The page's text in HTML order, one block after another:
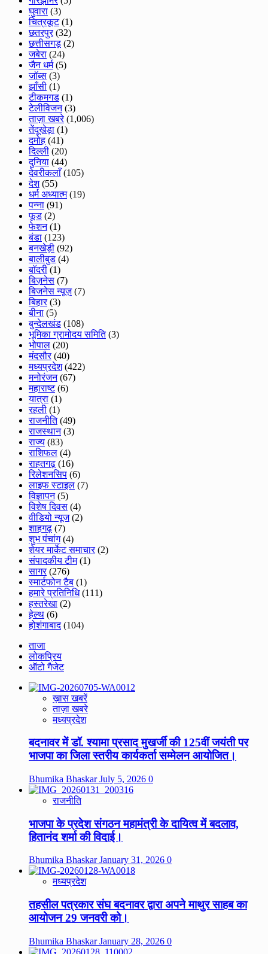
घुवारा (3)
चित्रकूट(1)
छतरपुर(32)
छत्तीसगड़ (2)
जबेरा (24)
जैन धर्म(5)
जॉब्स (3)
झाँसी (1)
टीकमगड (1)
टेलीविजन(3)
ताज़ा खबरे(1,006)
तेंदूखेड़ा (1)
दमोह (41)
दिल्ली (20)
दुनिया (44)
देवरीकलाँ(105)
देश(55)
धर्म अध्यात्म(19)
पन्ना (91)
फूड (2)
फेशन(1)
बंडा (123)
बनखेड़ी (92)
बालीबुड (4)
बाॅदरी (1)
बिज़नेस (7)
बिजनेस न्यूज़(7)
बिहार(3)
बीना (5)
बुन्देलखंड (108)
भूमिका ग्रामोदय समिति(3)
भोपाल (20)
मंदसौर(40)
मध्यप्रदेश(422)
मनोरंजन(67)
महाराष्ट(6)
यात्रा (1)
रहली (1)
राजनीति(49)
राजस्थान(3)
राज्य (83)
राशिफल (4)
राहतगढ़ (16)
रिलेशनसिप (6)
लाइफ स्टाइल (7)
विज्ञापन(5)
विशेष दिवस (4)
वीडियो न्यूज(2)
शाहगढ़ (7)
शुभ पंचांग(4)
शेयर मार्केट समाचार(2)
संपादकीय टीम(1)
सागर(276)
स्मार्टफोन टैब (1)
हमारे प्रतिनिधि(111)
हस्तरेखा (2)
हेल्थ (6)
होशंगाबाद(104)
ताजा
लोकप्रिय
ऑटो गैजेट
ख़ास खबरें
ताज़ा खबरे
मध्यप्रदेश
बदनावर में डॉ. श्यामा प्रसाद मुखर्जी की 125वीं जयंती पर
भाजपा का जिला स्तरीय कार्यकर्ता सम्मेलन आयोजित।
Bhumika BhaskarJuly 5, 2026 0
राजनीति
भाजपा के प्रदेश संगठन महामंत्री के दायित्व में बदलाव,
हितानंद शर्मा की विदाई।
Bhumika BhaskarJanuary 31, 2026 0
मध्यप्रदेश
तहसील पत्रकार संघ बदनावर द्वारा अपने माथुर साहब का
आयोजन 29 जनवरी को।
Bhumika BhaskarJanuary 28, 2026 0